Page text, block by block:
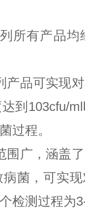
所有产品
产品可实现
到 103cfu/ml
过程。
围广，涵盖
菌，可实
检测过程为